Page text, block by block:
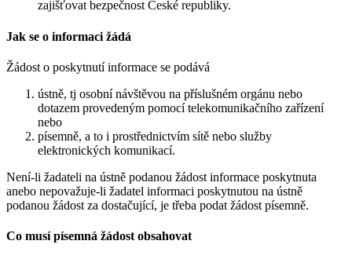
zajišťovat bezpečnost České republiky.
Jak se o informaci žádá
Žádost o poskytnutí informace se podává
ústně, tj osobní návštěvou na příslušném orgánu nebo
dotazem provedeným pomocí telekomunikačního zařízení
nebo
písemně, a to i prostřednictvím sítě nebo služby
elektronických komunikací.
Není-li žadateli na ústně podanou žádost informace poskytnuta
anebo nepovažuje-li žadatel informaci poskytnutou na ústně
podanou žádost za dostačující, je třeba podat žádost písemně.
Co musí písemná žádost obsahovat